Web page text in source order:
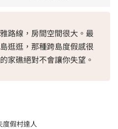
路線，房間空間很大。最
逛逛，那種跨島度假感很
家礁絕對不會讓你失望。
度假村達人